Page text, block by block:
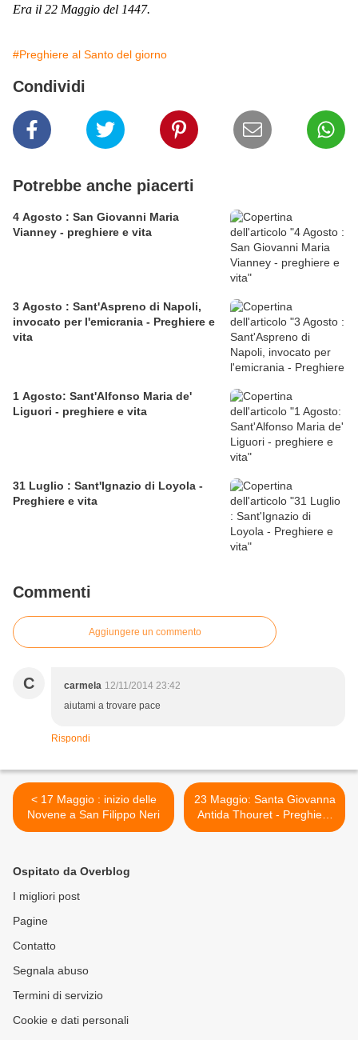
Era il 22 Maggio del 1447.
#Preghiere al Santo del giorno
Condividi
Potrebbe anche piacerti
4 Agosto : San Giovanni Maria
Vianney - preghiere e vita
3 Agosto : Sant'Aspreno di Napoli,
invocato per l'emicrania - Preghiere e
vita
1 Agosto: Sant'Alfonso Maria de'
Liguori - preghiere e vita
31 Luglio : Sant'Ignazio di Loyola -
Preghiere e vita
Commenti
Aggiungere un commento
C carmela 12/11/2014 23:42
aiutami a trovare pace
Rispondi
< 17 Maggio : inizio delle
Novene a San Filippo Neri
23 Maggio: Santa Giovanna
Antida Thouret - Preghiere
e vita >
Ospitato da Overblog
I migliori post
Pagine
Contatto
Segnala abuso
Termini di servizio
Cookie e dati personali